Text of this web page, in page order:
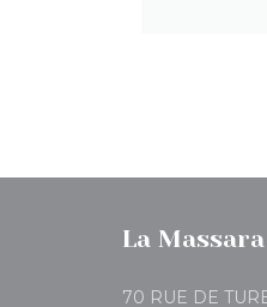
La Massara
70 RUE DE